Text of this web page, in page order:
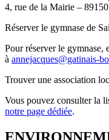
4, rue de la Mairie –
Réserver le gymnase de
Pour réserver le gymnase,
à annejacques@gatinais-
Trouver une association
Vous pouvez consulter la
notre page dédiée.